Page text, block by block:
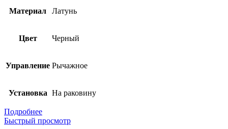
Материал Латунь
Цвет Черный
Управление Рычажное
Установка На раковину
Подробнее
Быстрый просмотр